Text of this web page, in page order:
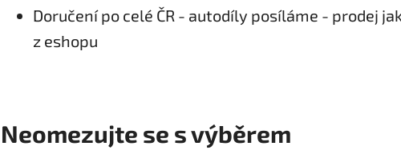
Doručení po celé ČR - autodíly posíláme - prodej
z eshopu
Neomezujte se s výběrem